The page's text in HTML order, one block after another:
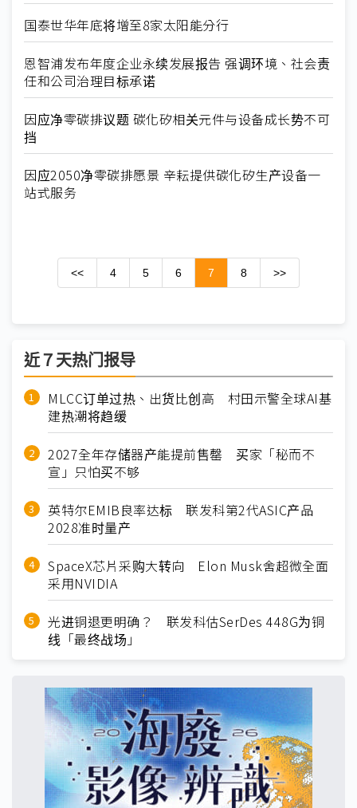
国泰世华年底将增至8家太阳能分行
恩智浦发布年度企业永续发展报告 强调环境、社会责
任和公司治理目标承诺
因应净零碳排议题 碳化矽相关元件与设备成长势不可
挡
因应2050净零碳排愿景 辛耘提供碳化矽生产设备一
站式服务
<< 4 5 6 7 8 >>
近７天热门报导
MLCC订单过热、出货比创高 村田示警全球AI基
建热潮将趋缓
2027全年存储器产能提前售罄 买家「秘而不
宣」只怕买不够
英特尔EMIB良率达标 联发科第2代ASIC产品
2028准时量产
SpaceX芯片采购大转向 Elon Musk舍超微全面
采用NVIDIA
光进铜退更明确？ 联发科估SerDes 448G为铜
线「最终战场」